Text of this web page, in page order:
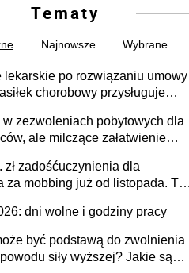
Tematy
Najnowsze Wybrane
lekarskie po rozwiązaniu umowy
chorobowy przysługuje
stosunku pracy
w zezwoleniach pobytowych dla
ale milczące załatwienie
zł zadośćuczynienia dla
za mobbing już od listopada. To
dni wolne i godziny pracy
być podstawą do zwolnienia
siły wyższej? Jakie są